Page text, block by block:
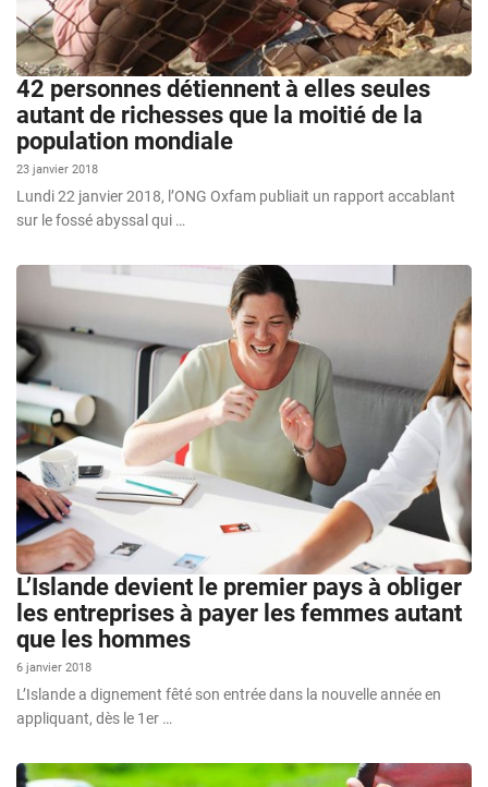
42 personnes détiennent à elles seules
autant de richesses que la moitié de la
population mondiale
23 janvier 2018
Lundi 22 janvier 2018, l’ONG Oxfam publiait un rapport accablant
sur le fossé abyssal qui …
L’Islande devient le premier pays à obliger
les entreprises à payer les femmes autant
que les hommes
6 janvier 2018
L’Islande a dignement fêté son entrée dans la nouvelle année en
appliquant, dès le 1er …